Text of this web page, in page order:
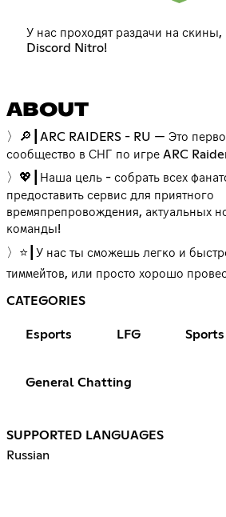
У нас проходят раздачи на
Discord Nitro!
ABOUT
〉🔎┃ARC RAIDERS - RU — Это
сообщество в СНГ по игре ARC
〉💖┃Наша цель - собрать всех
предоставить сервис для приятного
времяпрепровождения, актуальных
команды!
〉⭐┃У нас ты сможешь легко и
тиммейтов, или просто хорошо
CATEGORIES
Esports LFG Sports
General Chatting
SUPPORTED LANGUAGES
Russian